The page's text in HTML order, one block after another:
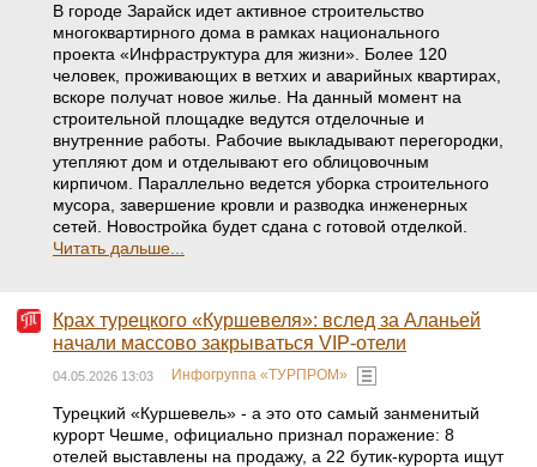
В городе Зарайск идет активное строительство
многоквартирного дома в рамках национального
проекта «Инфраструктура для жизни». Более 120
человек, проживающих в ветхих и аварийных квартирах,
вскоре получат новое жилье. На данный момент на
строительной площадке ведутся отделочные и
внутренние работы. Рабочие выкладывают перегородки,
утепляют дом и отделывают его облицовочным
кирпичом. Параллельно ведется уборка строительного
мусора, завершение кровли и разводка инженерных
сетей. Новостройка будет сдана с готовой отделкой.
Читать дальше...
Крах турецкого «Куршевеля»: вслед за Аланьей
начали массово закрываться VIP-отели
04.05.2026 13:03 Инфогруппа «ТУРПРОМ»
Турецкий «Куршевель» - а это ото самый занменитый
курорт Чешме, официально признал поражение: 8
отелей выставлены на продажу, а 22 бутик-курорта ищут